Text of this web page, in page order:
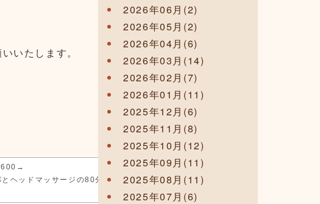
いたします。
ヘッドマッサージの80分。疲れ凝り
2026年06月(2)
2026年05月(2)
2026年04月(6)
2026年03月(14)
2026年02月(7)
2026年01月(11)
2025年12月(6)
2025年11月(8)
2025年10月(12)
2025年09月(11)
2025年08月(11)
2025年07月(6)